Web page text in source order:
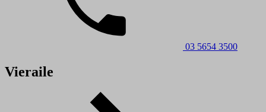
03 5654 3500
Vieraile